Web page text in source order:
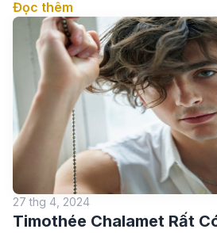
Đọc thêm
27 thg 4, 2024
Timothée Chalamet Rất